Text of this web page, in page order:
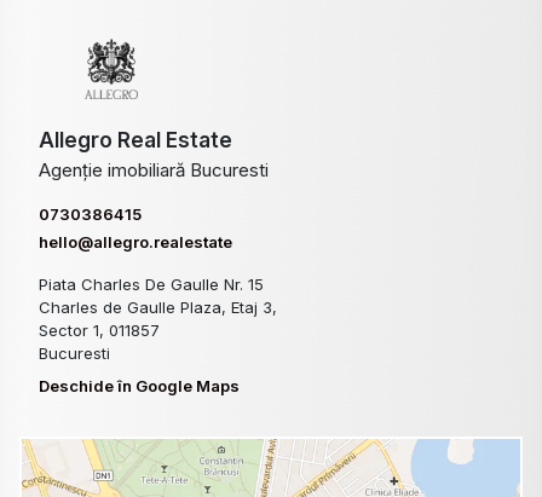
Allegro Real Estate
Agenție imobiliară Bucuresti
0730386415
hello@allegro.realestate
Piata Charles De Gaulle Nr. 15
Charles de Gaulle Plaza, Etaj 3,
Sector 1, 011857
Bucuresti
Deschide în Google Maps